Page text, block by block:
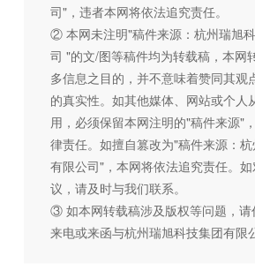
司"，违者本网将依法追究责任。
② 本网未注明"稿件来源：杭州瑞旭
司 "的文/图等稿件均为转载稿，本网
多信息之目的，并不意味着赞同其观
的真实性。如其他媒体、网站或个人
用，必须保留本网注明的"稿件来源"
律责任。如擅自篡改为"稿件来源：
有限公司"，本网将依法追究责任。
议，请及时与我们联系。
③ 如本网转载稿涉及版权等问题，请
来电或来函与杭州瑞旭科技集团有限